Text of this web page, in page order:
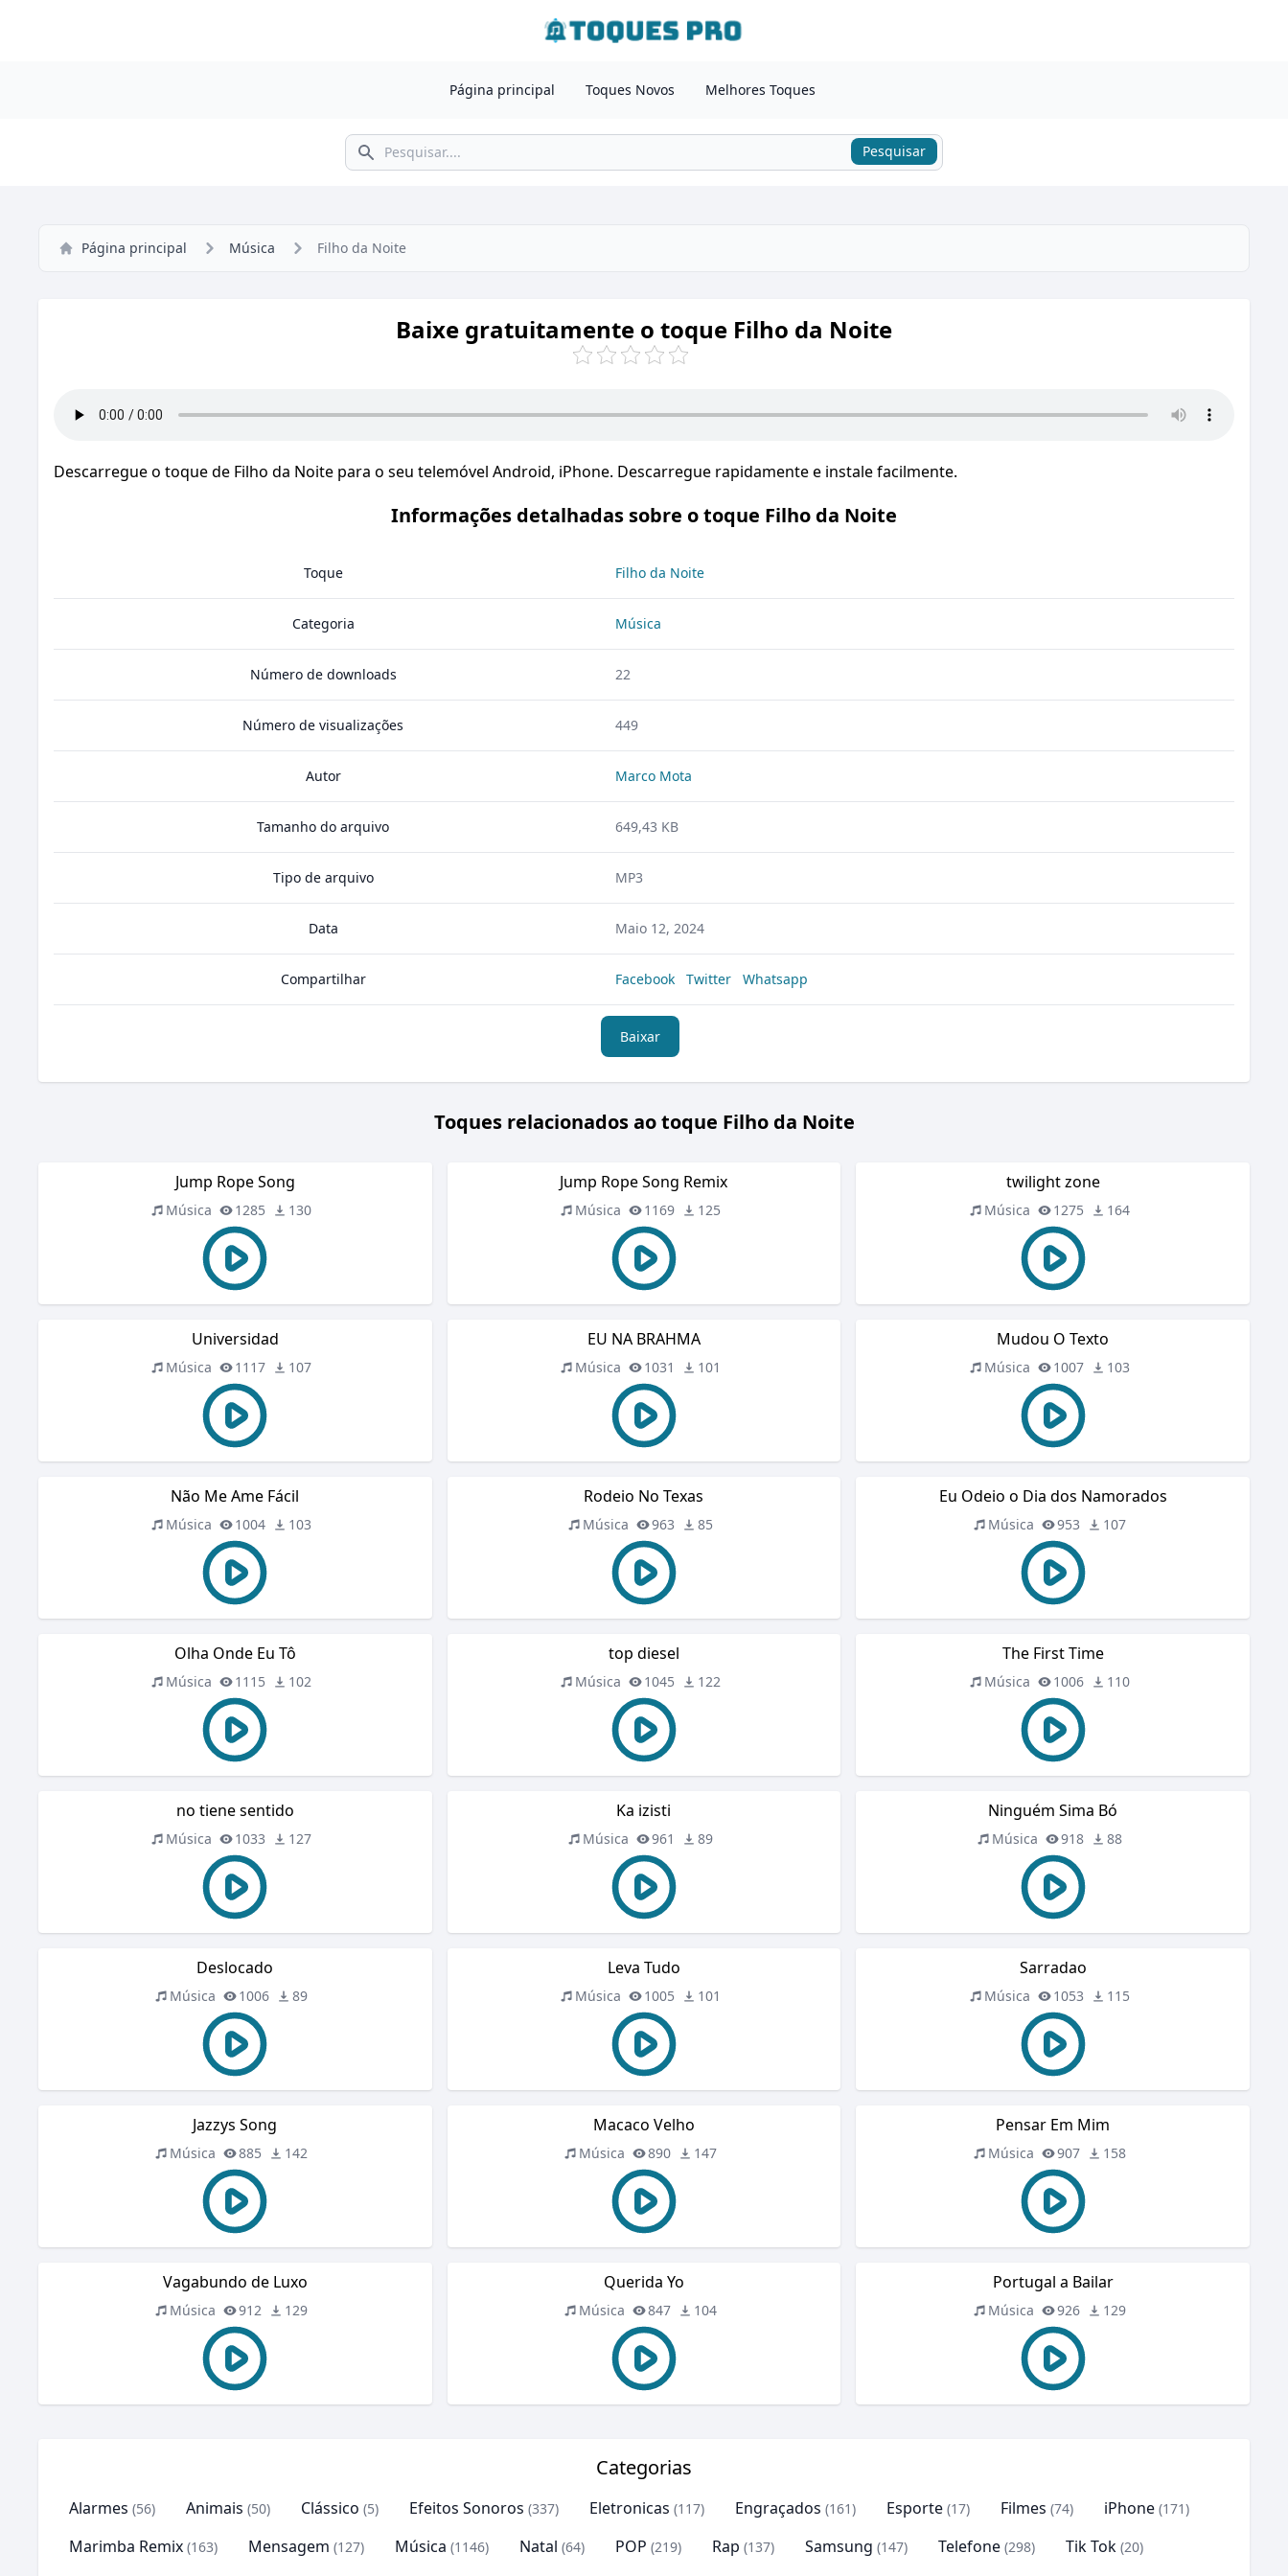
Página principal Toques Novos Melhores Toques
Pesquisar Pesquisar
Página principal Música Filho da Noite
Baixe gratuitamente o toque Filho da Noite
Descarregue o toque de Filho da Noite para o seu telemóvel Android, iPhone. Descarregue rapidamente e instale facilmente.
Informações detalhadas sobre o toque Filho da Noite
Toque Filho da Noite
Categoria Música
Número de downloads 22
Número de visualizações 449
Autor Marco Mota
Tamanho do arquivo 649,43 KB
Tipo de arquivo MP3
Data Maio 12, 2024
Compartilhar Facebook Twitter Whatsapp
Baixar
Toques relacionados ao toque Filho da Noite
Jump Rope Song
Música 1285 130
Jump Rope Song Remix
Música 1169 125
twilight zone
Música 1275 164
Universidad
Música 1117 107
EU NA BRAHMA
Música 1031 101
Mudou O Texto
Música 1007 103
Não Me Ame Fácil
Música 1004 103
Rodeio No Texas
Música 963 85
Eu Odeio o Dia dos Namorados
Música 953 107
Olha Onde Eu Tô
Música 1115 102
top diesel
Música 1045 122
The First Time
Música 1006 110
no tiene sentido
Música 1033 127
Ka izisti
Música 961 89
Ninguém Sima Bó
Música 918 88
Deslocado
Música 1006 89
Leva Tudo
Música 1005 101
Sarradao
Música 1053 115
Jazzys Song
Música 885 142
Macaco Velho
Música 890 147
Pensar Em Mim
Música 907 158
Vagabundo de Luxo
Música 912 129
Querida Yo
Música 847 104
Portugal a Bailar
Música 926 129
Categorias
Alarmes (56) Animais (50) Clássico (5) Efeitos Sonoros (337) Eletronicas (117) Engraçados (161) Esporte (17) Filmes (74) iPhone (171)
Marimba Remix (163) Mensagem (127) Música (1146) Natal (64) POP (219) Rap (137) Samsung (147) Telefone (298) Tik Tok (20)